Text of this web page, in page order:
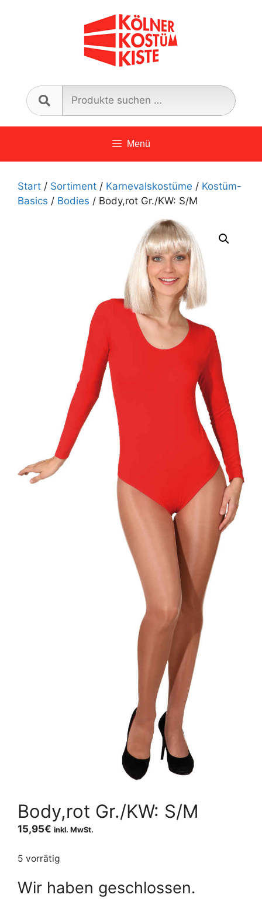
nach:
Menü
Start / Sortiment / Karnevalskostüme / Kostüm-
Basics / Bodies / Body,rot Gr./KW: S/M
Body,rot Gr./KW: S/M
15,95€ inkl. MwSt.
5 vorrätig
Wir haben geschlossen.